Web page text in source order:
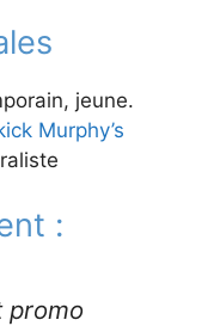
jeune.
Murphy’s
:
promo